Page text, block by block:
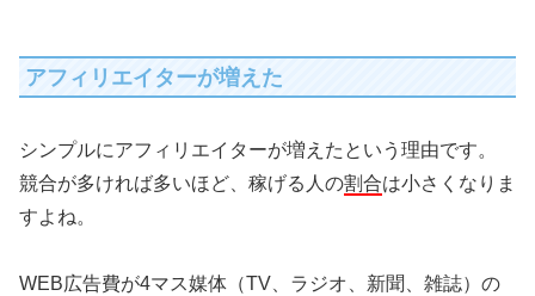
アフィリエイターが増えた
シンプルにアフィリエイターが増えたという理由です。
競合が多ければ多いほど、稼げる人の割合は小さくなりま
すよね。
WEB広告費が4マス媒体（TV、ラジオ、新聞、雑誌）の